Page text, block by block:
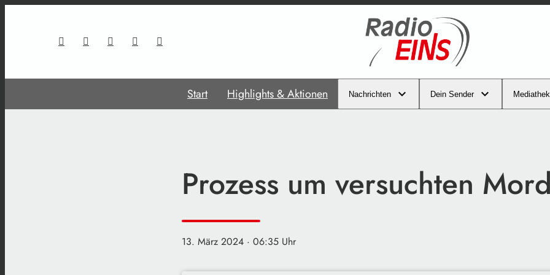
Start Highlights & Aktionen Nachrichten Dein Sender Mediathek
Prozess um versuchten Mord
13. März 2024 · 06:35 Uhr